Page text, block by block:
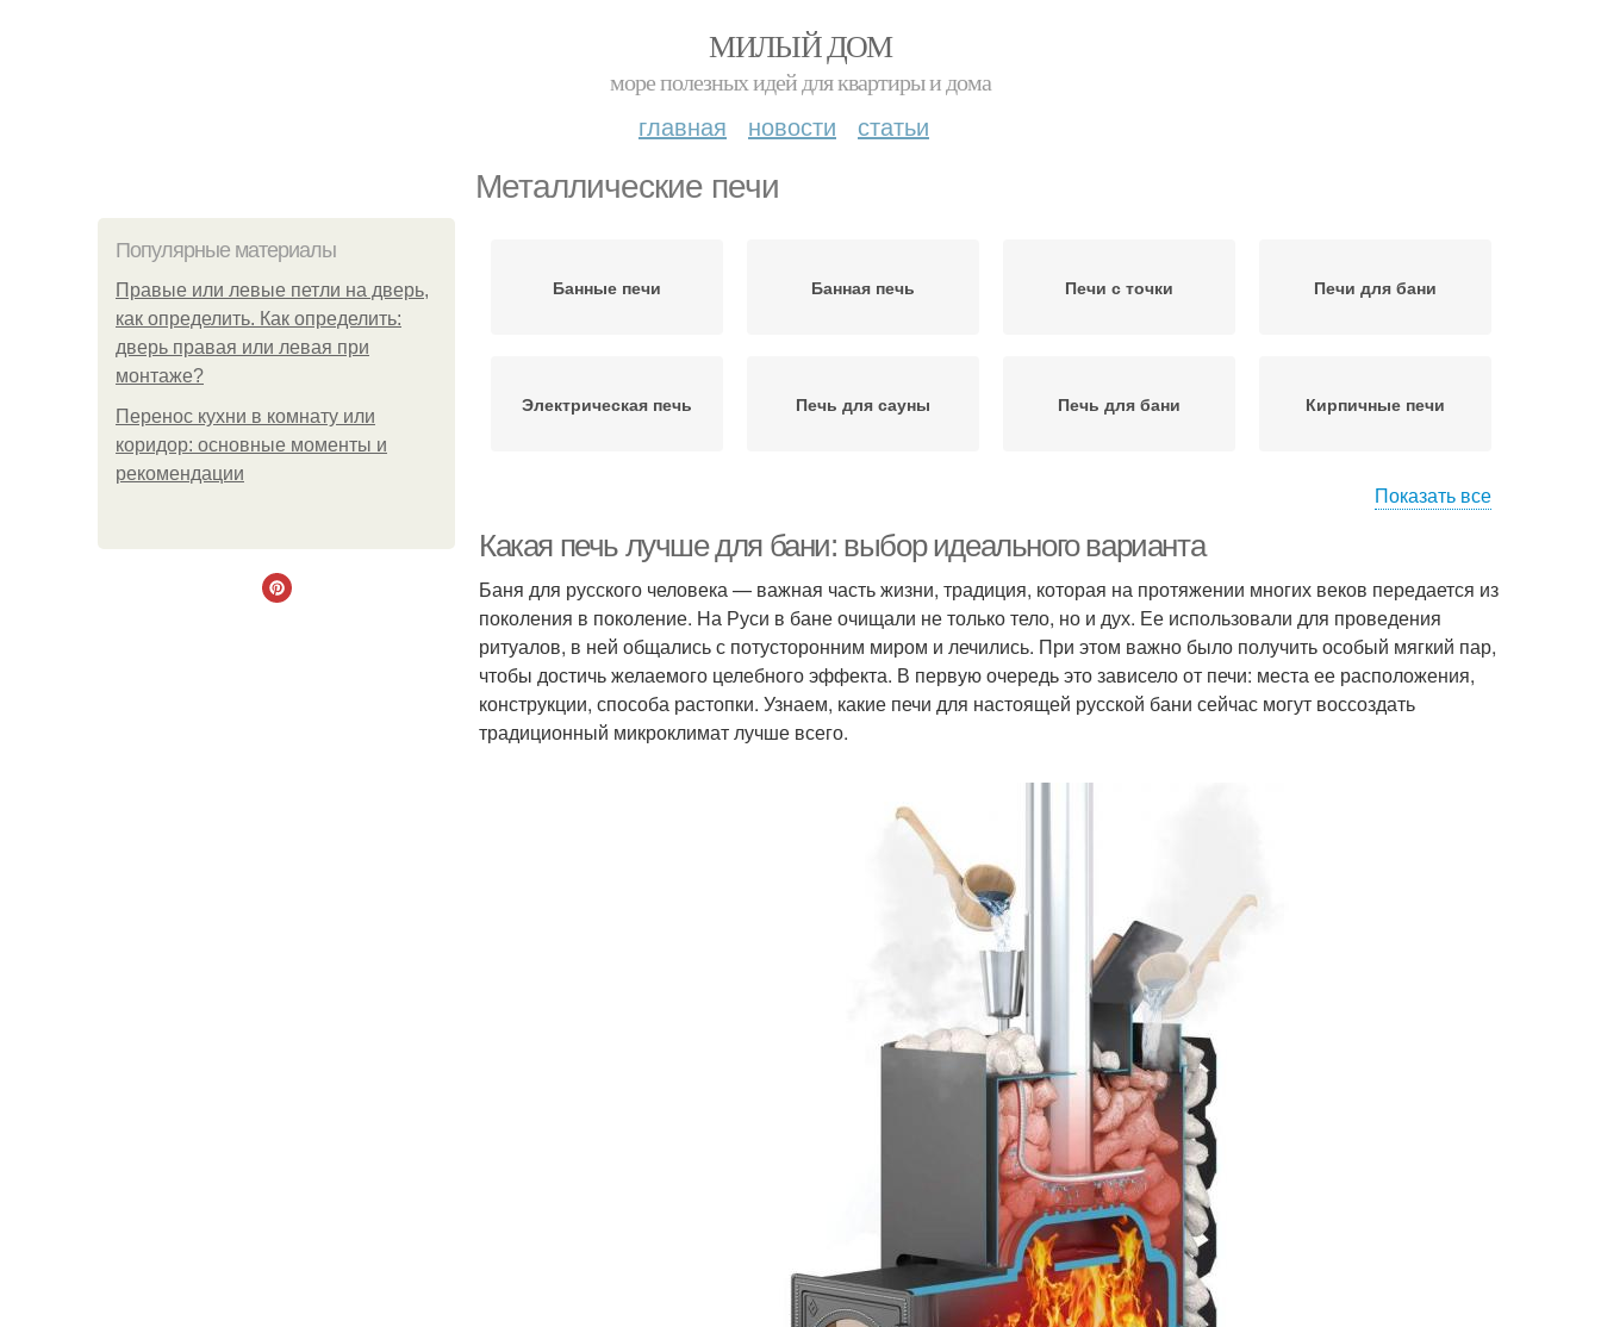
МИЛЫЙ ДОМ
море полезных идей для квартиры и дома
главная новости статьи
Металлические печи
Популярные материалы
Правые или левые петли на дверь,
как определить. Как определить:
дверь правая или левая при
монтаже?
Перенос кухни в комнату или
коридор: основные моменты и
рекомендации
Банные печи Банная печь Печи с точки Печи для бани
Электрическая печь Печь для сауны Печь для бани Кирпичные печи
Металлическая печь Недорогие печи Печи по сравнению
Требования к
металлическим печам
Печи с баком
Показать все
Какая печь лучше для бани: выбор идеального варианта
Баня для русского человека — важная часть жизни, традиция, которая на протяжении многих веков передается из
поколения в поколение. На Руси в бане очищали не только тело, но и дух. Ее использовали для проведения
ритуалов, в ней общались с потусторонним миром и лечились. При этом важно было получить особый мягкий пар,
чтобы достичь желаемого целебного эффекта. В первую очередь это зависело от печи: места ее расположения,
конструкции, способа растопки. Узнаем, какие печи для настоящей русской бани сейчас могут воссоздать
традиционный микроклимат лучше всего.